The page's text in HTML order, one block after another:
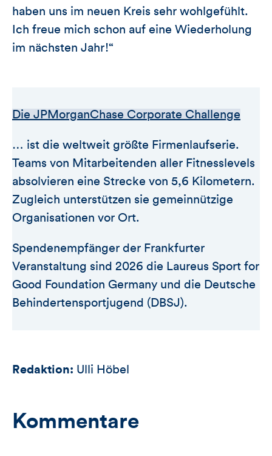
haben uns im neuen Kreis sehr wohlgefühlt.
Ich freue mich schon auf eine Wiederholung
im nächsten Jahr!“
Die JPMorganChase Corporate Challenge
… ist die weltweit größte Firmenlaufserie.
Teams von Mitarbeitenden aller Fitnesslevels
absolvieren eine Strecke von 5,6 Kilometern.
Zugleich unterstützen sie gemeinnützige
Organisationen vor Ort.
Spendenempfänger der Frankfurter
Veranstaltung sind 2026 die Laureus Sport for
Good Foundation Germany und die Deutsche
Behindertensportjugend (DBSJ).
Redaktion: Ulli Höbel
Kommentare